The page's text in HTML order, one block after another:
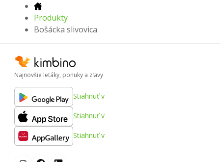
Produkty
Bošácka slivovica
Najnovšie letáky, ponuky a zľavy
Stiahnuť v
Stiahnuť v
Stiahnuť v